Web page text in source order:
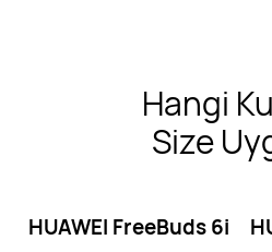
Hangi
Size
HUAWEI FreeBuds6i